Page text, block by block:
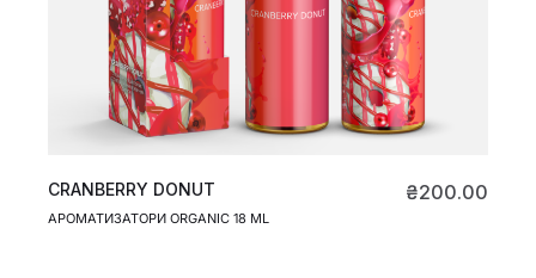
CRANBERRY DONUT
АРОМАТИЗАТОРИ ORGANIC 18 ML
₴200.00